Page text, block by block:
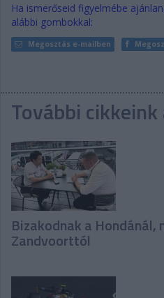
Ha ismerőseid figyelmébe
alábbi gombokkal:
Megosztás e-mailben
További
Bizakodnak a Hondánál,
Zandvoorttól